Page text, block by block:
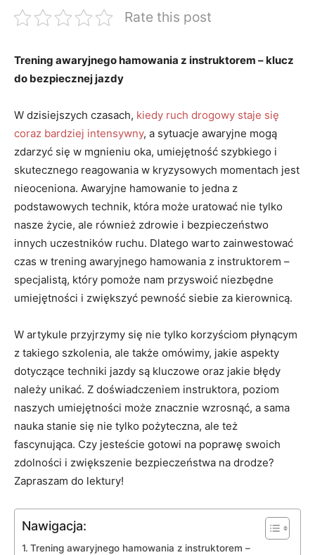
Rate this post
Trening awaryjnego hamowania z instruktorem – klucz
do bezpiecznej⁢ jazdy
W dzisiejszych czasach, kiedy ruch drogowy staje się
coraz bardziej intensywny, a ⁣sytuacje awaryjne mogą⁣
zdarzyć się w mgnieniu oka, umiejętność szybkiego i
skutecznego ⁢reagowania w kryzysowych momentach⁣ jest
‌nieoceniona. Awaryjne hamowanie ‍to jedna z
podstawowych technik, która może uratować nie tylko⁣
nasze życie, ale ​również zdrowie i bezpieczeństwo
innych uczestników ruchu. Dlatego ‌warto zainwestować
czas w trening awaryjnego hamowania z instruktorem –‍
specjalistą, który pomoże nam ⁣przyswoić niezbędne
umiejętności i ⁢zwiększyć pewność siebie za kierownicą.
W artykule przyjrzymy się⁣ nie tylko korzyściom płynącym
z⁣ takiego ⁢szkolenia, ale także omówimy, jakie aspekty
dotyczące techniki​ jazdy są kluczowe oraz jakie błędy
należy unikać. Z doświadczeniem instruktora, poziom
naszych ​umiejętności może znacznie wzrosnąć, a sama
nauka stanie się⁣ nie tylko pożyteczna, ale też
fascynująca. Czy jesteście gotowi na poprawę swoich
zdolności i zwiększenie ⁢bezpieczeństwa na drodze?
‌Zapraszam do lektury!
Nawigacja:
Trening awaryjnego hamowania z instruktorem –